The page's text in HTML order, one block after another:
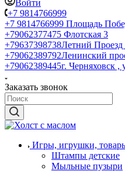
Войти
+7 9814766999
+7 9814766999 Площадь
+79062377475 Флотская 3
+79637398738Летний Проезд
+79062389792Ленинский
+79062389445г. Черняховск ,
Заказать звонок
Игры, игрушки,
Штампы детские
Мыльные пузыри